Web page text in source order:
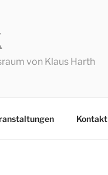
von Klaus Harth
Kontakt